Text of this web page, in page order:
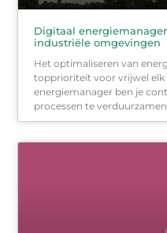
Digitaal
industriële omgevingen
Het optimaliseren van
topprioriteit voor vrijwel
energiemanager ben je
processen te